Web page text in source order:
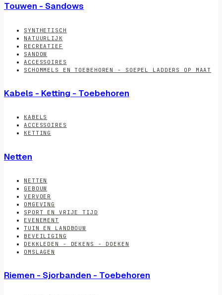
Touwen - Sandows
SYNTHETISCH
NATUURLIJK
RECREATIEF
SANDOW
ACCESSOIRES
SCHOMMELS EN TOEBEHOREN - SOEPEL LADDERS OP MAAT
Kabels - Ketting - Toebehoren
KABELS
ACCESSOIRES
KETTING
Netten
NETTEN
GEBOUW
VERVOER
OMGEVING
SPORT EN VRIJE TIJD
EVENEMENT
TUIN EN LANDBOUW
BEVEILIGING
DEKKLEDEN - DEKENS - DOEKEN
OMSLAGEN
Riemen - Sjorbanden - Toebehoren